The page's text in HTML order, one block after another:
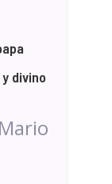
divino